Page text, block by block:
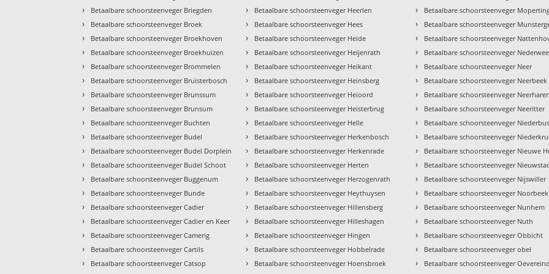
› Betaalbare schoorsteenveger Briegden
› Betaalbare schoorsteenveger Broek
› Betaalbare schoorsteenveger Broekhoven
› Betaalbare schoorsteenveger Broekhuizen
› Betaalbare schoorsteenveger Brommelen
› Betaalbare schoorsteenveger Bruisterbosch
› Betaalbare schoorsteenveger Brunssum
› Betaalbare schoorsteenveger Brunsum
› Betaalbare schoorsteenveger Buchten
› Betaalbare schoorsteenveger Budel
› Betaalbare schoorsteenveger Budel Dorplein
› Betaalbare schoorsteenveger Budel Schoot
› Betaalbare schoorsteenveger Buggenum
› Betaalbare schoorsteenveger Bunde
› Betaalbare schoorsteenveger Cadier
› Betaalbare schoorsteenveger Cadier en Keer
› Betaalbare schoorsteenveger Camerig
› Betaalbare schoorsteenveger Cartils
› Betaalbare schoorsteenveger Catsop
› Betaalbare schoorsteenveger Heerlen
› Betaalbare schoorsteenveger Hees
› Betaalbare schoorsteenveger Heide
› Betaalbare schoorsteenveger Heijenrath
› Betaalbare schoorsteenveger Heikant
› Betaalbare schoorsteenveger Heinsberg
› Betaalbare schoorsteenveger Heioord
› Betaalbare schoorsteenveger Heisterbrug
› Betaalbare schoorsteenveger Helle
› Betaalbare schoorsteenveger Herkenbosch
› Betaalbare schoorsteenveger Herkenrade
› Betaalbare schoorsteenveger Herten
› Betaalbare schoorsteenveger Herzogenrath
› Betaalbare schoorsteenveger Heythuysen
› Betaalbare schoorsteenveger Hillensberg
› Betaalbare schoorsteenveger Hilleshagen
› Betaalbare schoorsteenveger Hingen
› Betaalbare schoorsteenveger Hobbelrade
› Betaalbare schoorsteenveger Hoensbroek
› Betaalbare schoorsteenveger
› Betaalbare schoorsteenveger
› Betaalbare schoorsteenveger
› Betaalbare schoorsteenveger
› Betaalbare schoorsteenveger Neer
› Betaalbare schoorsteenveger Neerbeek
› Betaalbare schoorsteenveger Neerharen
› Betaalbare schoorsteenveger Neeritter
› Betaalbare schoorsteenveger
› Betaalbare schoorsteenveger
› Betaalbare schoorsteenveger Nieuwe
› Betaalbare schoorsteenveger
› Betaalbare schoorsteenveger Nijswiller
› Betaalbare schoorsteenveger Noorbeek
› Betaalbare schoorsteenveger Nunhem
› Betaalbare schoorsteenveger Nuth
› Betaalbare schoorsteenveger Obbicht
› Betaalbare schoorsteenveger obel
› Betaalbare schoorsteenveger Oevereind